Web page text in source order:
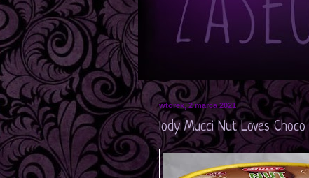
wtorek, 2 marca 2021
lody Mucci Nut Loves Choco